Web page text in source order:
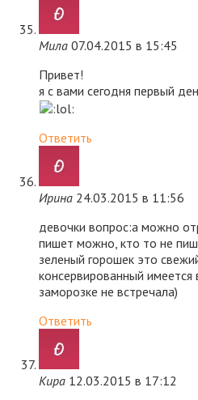
Мила 07.04.2015 в 15:45
Привет!
я с вами сегодня первый
Ответить
Ирина 24.03.2015 в 11:56
девочки вопрос:а можно
пишет можно, кто то не
зеленый горошек это
консервированный имеется
заморозке не встречала)
Ответить
Кира 12.03.2015 в 17:12